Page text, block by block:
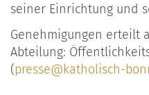
seiner Einrichtung und
Genehmigungen erteilt
Abteilung:
(presse@katholisch-